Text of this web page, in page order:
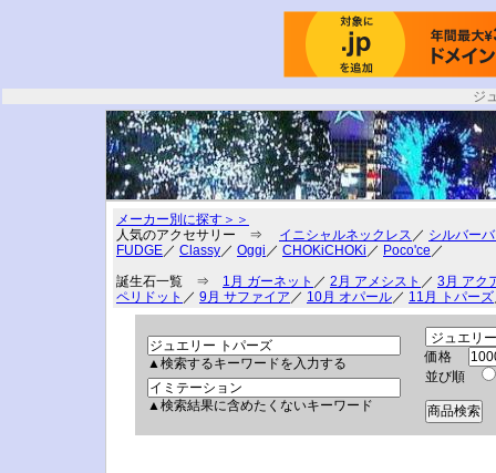
ジ
メーカー別に探す＞＞
人気のアクセサリー ⇒ イニシャルネックレス ／ シルバー
FUDGE／ Classy／ Oggi ／ CHOKiCHOKi ／ Poco'ce ／
誕生石一覧 ⇒ 1月 ガーネット ／ 2月 アメシスト ／ 3月 アク
ペリドット ／ 9月 サファイア ／ 10月 オパール／ 11月 トパーズ
▲検索するキーワードを入力する
▲検索結果に含めたくないキーワード
価格
並び順